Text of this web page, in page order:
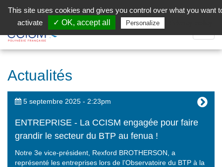
Facebook (Customer Chat) is disabled.
la
Actualités
5 septembre 2025 - 2:23pm
ENTREPRISE - La CCISM engagée pour faire
grandir le secteur du BTP au fenua !
Notre 3e vice-président, Rexford BROTHERSON, a
représenté les entreprises lors de l’Observatoire du BTP à la
This site uses cookies and gives you control over what you want
activate
✓ OK, accept all Personalize